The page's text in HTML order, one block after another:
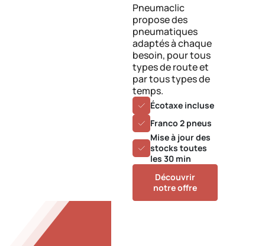
Pneumaclic
propose des
pneumatiques
adaptés à chaque
besoin, pour tous
types de route et
par tous types de
temps.
Écotaxe incluse
Franco 2 pneus
Mise à jour des
stocks toutes
les 30 min
Découvrir
notre offre